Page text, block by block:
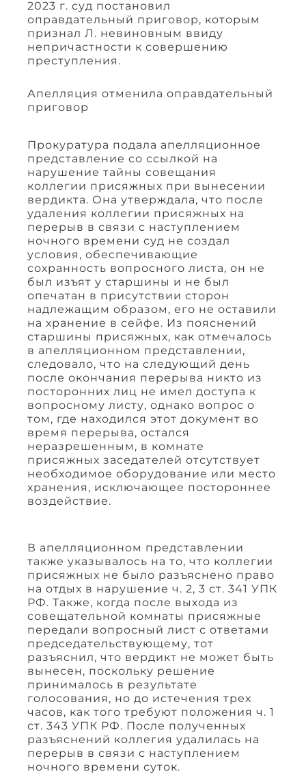
2023 г. суд постановил
оправдательный приговор, которым
признал Л. невиновным ввиду
непричастности к совершению
преступления.
Апелляция отменила оправдательный
приговор
Прокуратура подала апелляционное
представление со ссылкой на
нарушение тайны совещания
коллегии присяжных при вынесении
вердикта. Она утверждала, что после
удаления коллегии присяжных на
перерыв в связи с наступлением
ночного времени суд не создал
условия, обеспечивающие
сохранность вопросного листа, он не
был изъят у старшины и не был
опечатан в присутствии сторон
надлежащим образом, его не оставили
на хранение в сейфе. Из пояснений
старшины присяжных, как отмечалось
в апелляционном представлении,
следовало, что на следующий день
после окончания перерыва никто из
посторонних лиц не имел доступа к
вопросному листу, однако вопрос о
том, где находился этот документ во
время перерыва, остался
неразрешенным, в комнате
присяжных заседателей отсутствует
необходимое оборудование или место
хранения, исключающее постороннее
воздействие.
В апелляционном представлении
также указывалось на то, что коллегии
присяжных не было разъяснено право
на отдых в нарушение ч. 2, 3 ст. 341 УПК
РФ. Также, когда после выхода из
совещательной комнаты присяжные
передали вопросный лист с ответами
председательствующему, тот
разъяснил, что вердикт не может быть
вынесен, поскольку решение
принималось в результате
голосования, но до истечения трех
часов, как того требуют положения ч. 1
ст. 343 УПК РФ. После полученных
разъяснений коллегия удалилась на
перерыв в связи с наступлением
ночного времени суток.